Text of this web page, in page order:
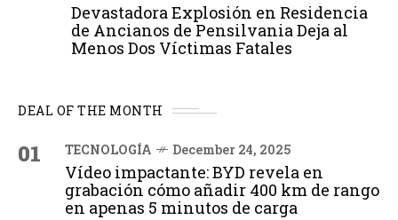
Devastadora Explosión en Residencia
de Ancianos de Pensilvania Deja al
Menos Dos Víctimas Fatales
DEAL OF THE MONTH
01 TECNOLOGÍA December 24, 2025
Vídeo impactante: BYD revela en
grabación cómo añadir 400 km de rango
en apenas 5 minutos de carga